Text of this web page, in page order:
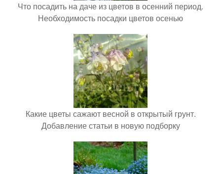
Что посадить на даче из цветов в осенний период.
Необходимость посадки цветов осенью
Какие цветы сажают весной в открытый грунт.
Добавление статьи в новую подборку